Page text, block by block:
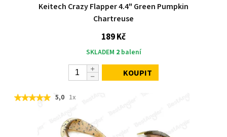
Keitech Crazy Flapper 4.4" Green Pumpkin
Chartreuse
189 Kč
SKLADEM 2balení
KOUPIT
5,0 1x